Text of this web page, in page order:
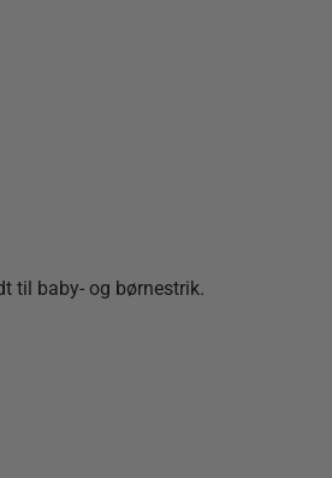
til baby- og børnestrik.